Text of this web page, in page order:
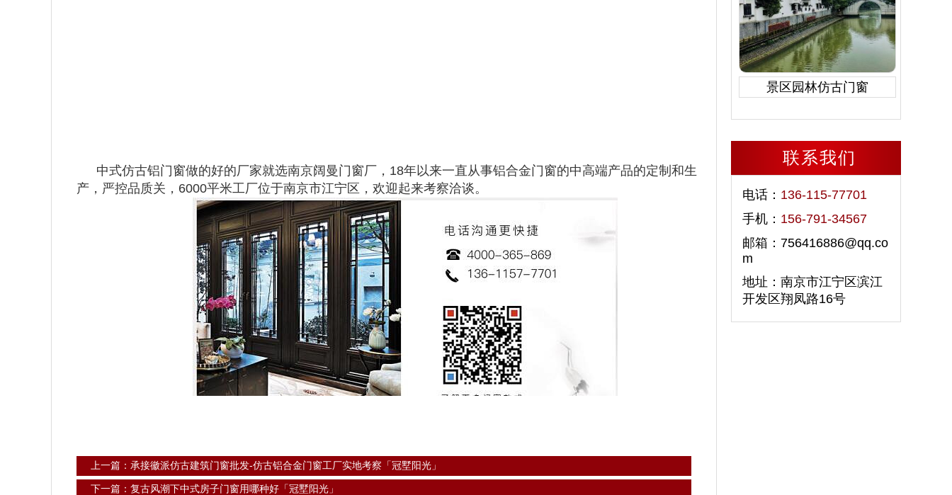
中式仿古铝门窗做的好的厂家就选南京阔曼门窗厂，18年以来一直从事铝合金门窗的中高端产品的定制和生
产，严控品质关，6000平米工厂位于南京市江宁区，欢迎起来考察洽谈。
上一篇：承接徽派仿古建筑门窗批发-仿古铝合金门窗工厂实地考察「冠墅阳光」
下一篇：复古风潮下中式房子门窗用哪种好「冠墅阳光」
景区园林仿古门窗
联系我们
电话： 136-115-77701
手机： 156-791-34567
邮箱：756416886@qq.co
m
地址：南京市江宁区滨江
开发区翔凤路16号